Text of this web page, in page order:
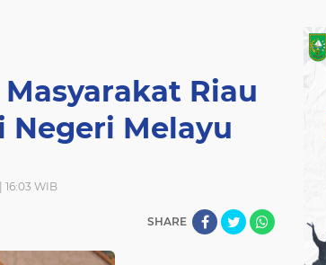
Riau
Melayu
16:03 WIB
SHARE